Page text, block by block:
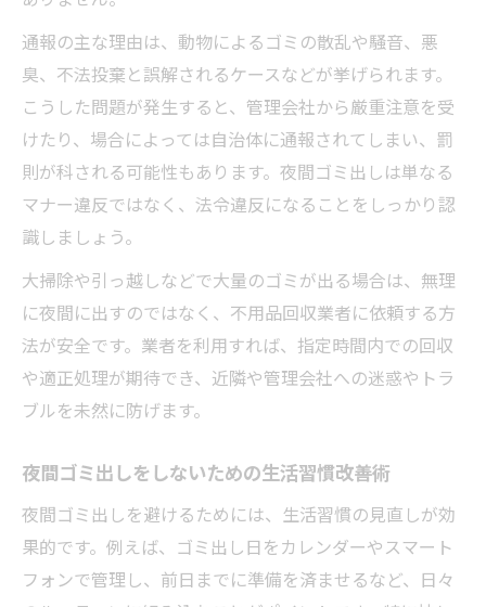
通報の主な理由は、動物によるゴミの散乱や騒音、悪
臭、不法投棄と誤解されるケースなどが挙げられます。
こうした問題が発生すると、管理会社から厳重注意を受
けたり、場合によっては自治体に通報されてしまい、罰
則が科される可能性もあります。夜間ゴミ出しは単なる
マナー違反ではなく、法令違反になることをしっかり認
識しましょう。
大掃除や引っ越しなどで大量のゴミが出る場合は、無理
に夜間に出すのではなく、不用品回収業者に依頼する方
法が安全です。業者を利用すれば、指定時間内での回収
や適正処理が期待でき、近隣や管理会社への迷惑やトラ
ブルを未然に防げます。
夜間ゴミ出しをしないための生活習慣改善術
夜間ゴミ出しを避けるためには、生活習慣の見直しが効
果的です。例えば、ゴミ出し日をカレンダーやスマート
フォンで管理し、前日までに準備を済ませるなど、日々